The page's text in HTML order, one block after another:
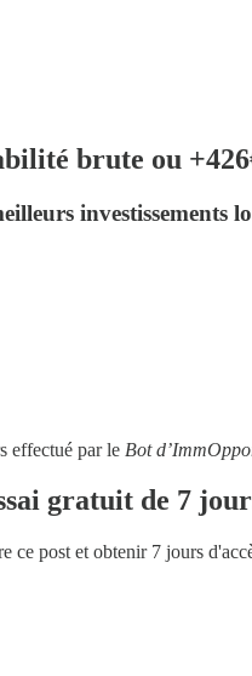
brute ou
investissements
effectué par le Bot
gratuit de 7
ce post et obtenir 7 jours